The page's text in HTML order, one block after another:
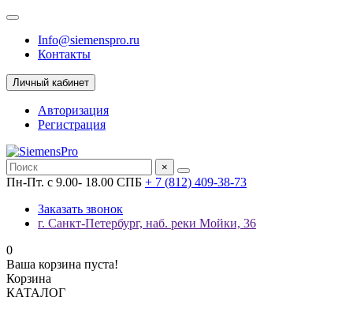
Info@siemenspro.ru
Контакты
Личный кабинет
Авторизация
Регистрация
×
Пн-Пт. с 9.00- 18.00 СПБ + 7 (812) 409-38-73
Заказать звонок
г. Санкт-Петербург, наб. реки Мойки, 36
0
Ваша корзина пуста!
Корзина
КАТАЛОГ